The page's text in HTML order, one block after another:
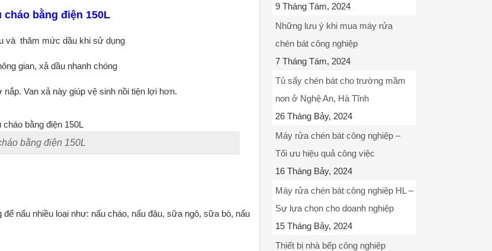
bằng điện 150L
và thăm mức dầu khi sử dụng
gian, xả dầu nhanh chóng
Van xả này giúp vệ sinh nồi tiện lợi hơn.
bằng điện 150L
nấu nhiều loại như: nấu cháo, nấu đậu, sữa ngô, sữa bò, nấu
9 Tháng Tám, 2024
Những lưu ý khi mua máy rửa
chén bát công nghiệp
7 Tháng Tám, 2024
Tủ sấy chén bát cho trường mầm
non ở Nghệ An, Hà Tĩnh
26 Tháng Bảy, 2024
Máy rửa chén bát công nghiệp –
Tối ưu hiệu quả công việc
16 Tháng Bảy, 2024
Máy rửa chén bát công nghiệp HL –
Sự lựa chọn cho doanh nghiệp
15 Tháng Bảy, 2024
Thiết bị nhà bếp công nghiệp